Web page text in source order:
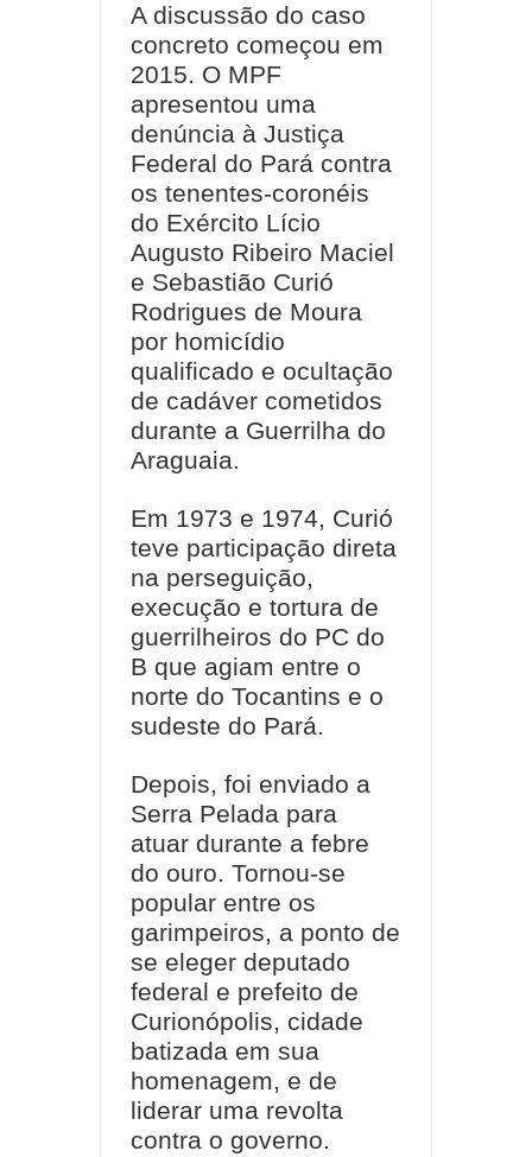
A discussão do caso
concreto começou em
2015. O MPF
apresentou uma
denúncia à Justiça
Federal do Pará contra
os tenentes-coronéis
do Exército Lício
Augusto Ribeiro Maciel
e Sebastião Curió
Rodrigues de Moura
por homicídio
qualificado e ocultação
de cadáver cometidos
durante a Guerrilha do
Araguaia.
Em 1973 e 1974, Curió
teve participação direta
na perseguição,
execução e tortura de
guerrilheiros do PC do
B que agiam entre o
norte do Tocantins e o
sudeste do Pará.
Depois, foi enviado a
Serra Pelada para
atuar durante a febre
do ouro. Tornou-se
popular entre os
garimpeiros, a ponto de
se eleger deputado
federal e prefeito de
Curionópolis, cidade
batizada em sua
homenagem, e de
liderar uma revolta
contra o governo.